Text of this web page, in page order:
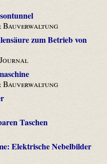
zum Betrieb von
Taschen
Elektrische Nebelbilder